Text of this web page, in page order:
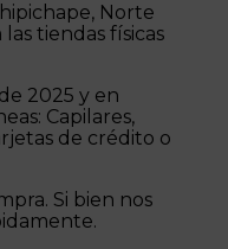
Norte
tiendas físicas
2025 y en
Capilares,
de crédito o
Si bien nos